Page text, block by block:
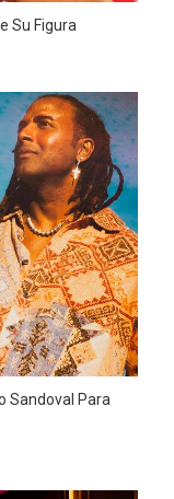
Su Figura
Sandoval Para